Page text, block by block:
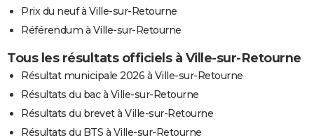
Prix du neuf à Ville-sur-Retourne
Référendum à Ville-sur-Retourne
Tous les résultats officiels à Ville-sur-Retourne
Résultat municipale 2026 à Ville-sur-Retourne
Résultats du bac à Ville-sur-Retourne
Résultats du brevet à Ville-sur-Retourne
Résultats du BTS à Ville-sur-Retourne